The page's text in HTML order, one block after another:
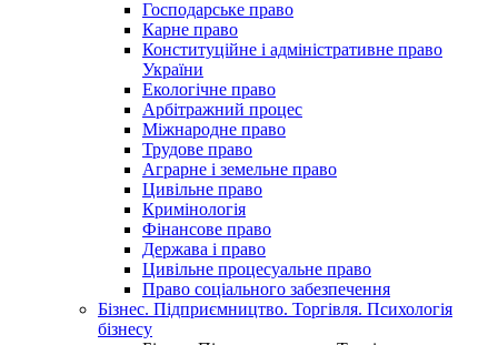
Господарське право
Карне право
Конституційне і адміністративне право
України
Екологічне право
Арбітражний процес
Міжнародне право
Трудове право
Аграрне і земельне право
Цивільне право
Кримінологія
Фінансове право
Держава і право
Цивільне процесуальне право
Право соціального забезпечення
Бізнес. Підприємництво. Торгівля. Психологія
бізнесу